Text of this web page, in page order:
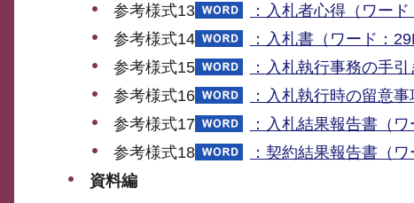
参考様式13
：入札者心得（ワード
参考様式14
：入札書（ワード：
参考様式15
：入札執行事務の手
参考様式16
：入札執行時の留意
参考様式17
：入札結果報告書（ワ
参考様式18
：契約結果報告書（ワ
資料編